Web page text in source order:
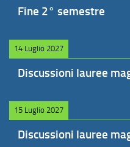
Fine 2° semestre
14 Luglio 2027
Discussioni lauree
15 Luglio 2027
Discussioni lauree